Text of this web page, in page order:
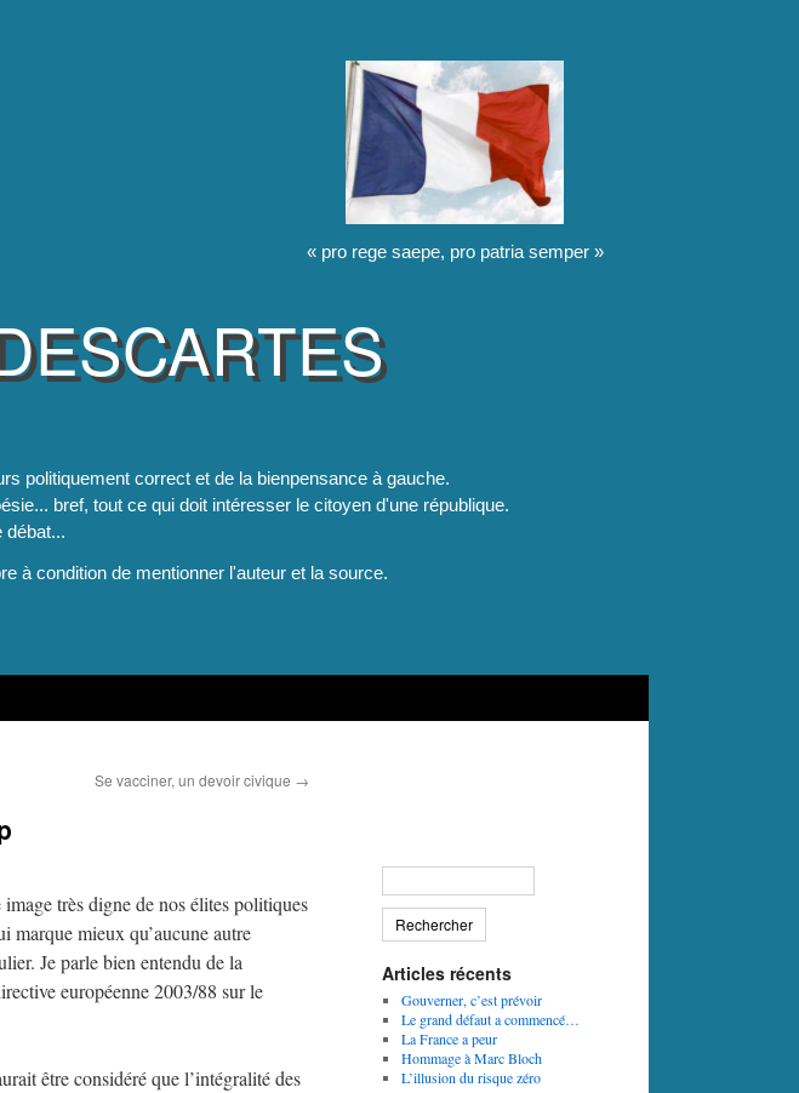
« pro rege saepe, pro patria semper »
politiquement correct et de la bienpensance à gauche.
bref, tout ce qui doit intéresser le citoyen d'une république.
débat...
à condition de mentionner l'auteur et la source.
Se vacciner, un devoir civique →
très digne de nos élites politiques
marque mieux qu’aucune autre
Je parle bien entendu de la
européenne 2003/88 sur le
être considéré que l’intégralité des
Articles récents
Gouverner, c’est prévoir
Le grand défaut a commencé…
La France a peur
Hommage à Marc Bloch
L’illusion du risque zéro